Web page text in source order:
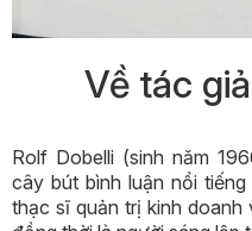
Về tác
Rolf Dobelli (sinh năm
cây bút bình luận nổi
thạc sĩ quản trị kinh doanh